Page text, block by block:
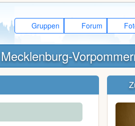
Gruppen Forum